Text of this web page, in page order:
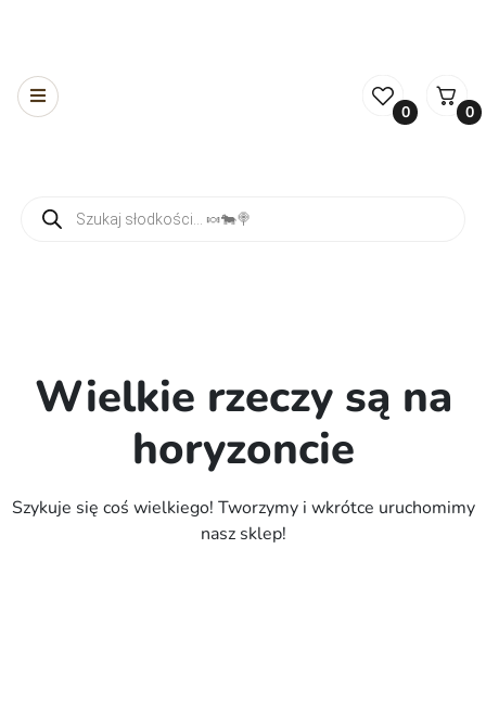
0 0
Wielkie rzeczy są na
horyzoncie
Szykuje się coś wielkiego! Tworzymy i wkrótce uruchomimy
nasz sklep!